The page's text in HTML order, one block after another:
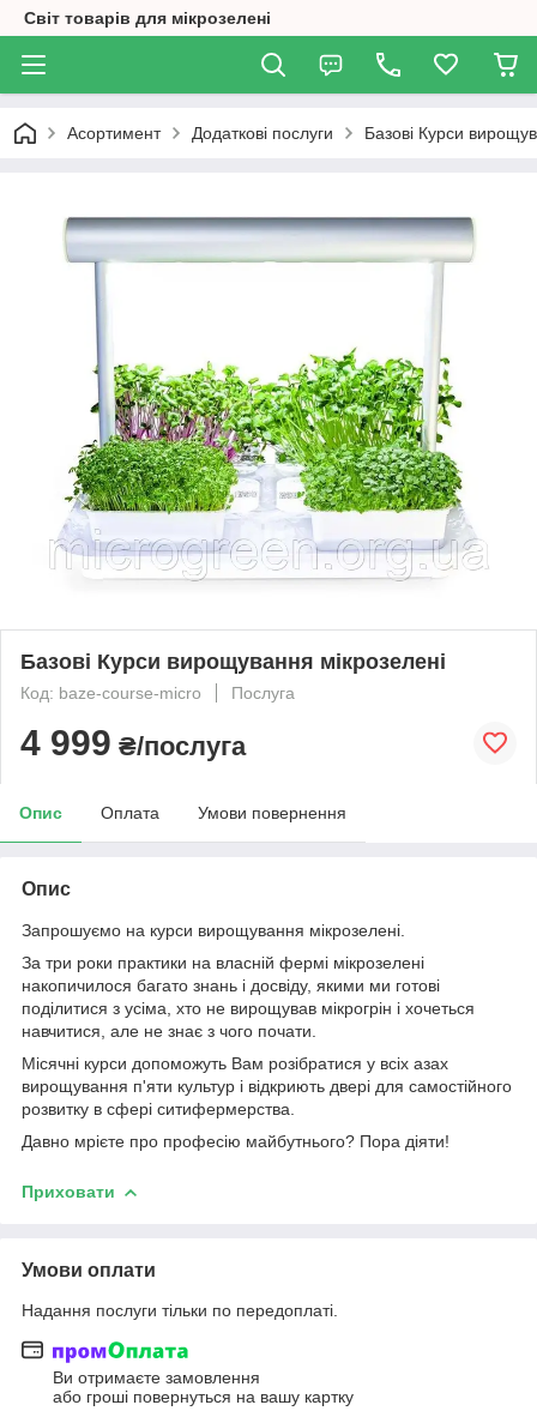
Світ товарів для мікрозелені
Асортимент Додаткові послуги Базові Курси
Базові Курси вирощування мікрозелені
Код: baze-course-micro Послуга
4 999 ₴/послуга
Опис Оплата Умови повернення
Опис
Запрошуємо на курси вирощування мікрозелені.
За три роки практики на власній фермі мікрозелені
накопичилося багато знань і досвіду, якими ми готові
поділитися з усіма, хто не вирощував мікрогрін і хочеться
навчитися, але не знає з чого почати.
Місячні курси допоможуть Вам розібратися у всіх азах
вирощування п'яти культур і відкриють двері для самостійного
розвитку в сфері ситифермерства.
Давно мрієте про професію майбутнього? Пора діяти!
Приховати
Умови оплати
Надання послуги тільки по передоплаті.
Ви отримаєте замовлення
або гроші повернуться на вашу картку